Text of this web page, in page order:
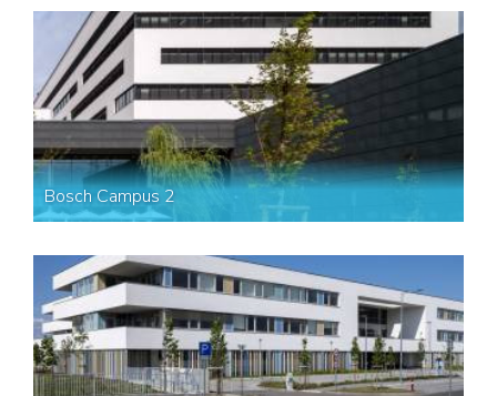
Bosch Campus 2